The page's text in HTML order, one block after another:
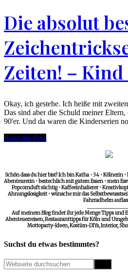
Die absolut
Zeiten! –
Okay, ich gestehe. Ich heiße mit
Das sind aber die Schuld meiner
90'er. Und da waren die Kinderserien
Read the Post
Schön dass du hier bist! Ich bin Katha • 34 •
Abenteurerin • bestechlich mit gutem Essen • mein
Popcornduft süchtig • Kaffeeinhalierer •
Ahnungslosigkeit • wünsche mir das
Fahrradhelm
Auf meinem Blog findet ihr jede Menge Tipps und
Abenteuerreisen, Restauranttipps für Köln und
Mottoparty-Ideen, Kostüm-DIYs, Interior,
Suchst du etwas bestimmtes?